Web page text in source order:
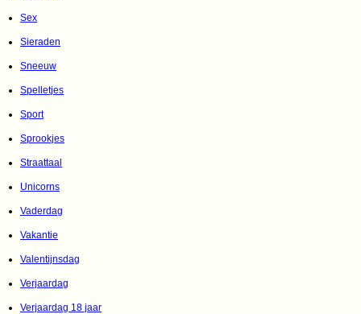
Sex
Sieraden
Sneeuw
Spelletjes
Sport
Sprookjes
Straattaal
Unicorns
Vaderdag
Vakantie
Valentijnsdag
Verjaardag
Verjaardag 18 jaar